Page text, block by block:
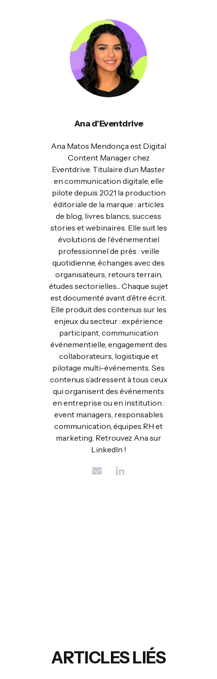
Ana d'Eventdrive
Ana Matos Mendonça est Digital
Content Manager chez
Eventdrive. Titulaire d’un Master
en communication digitale, elle
pilote depuis 2021 la production
éditoriale de la marque : articles
de blog, livres blancs, success
stories et webinaires. Elle suit les
évolutions de l’événementiel
professionnel de près : veille
quotidienne, échanges avec des
organisateurs, retours terrain,
études sectorielles... Chaque sujet
est documenté avant d’être écrit.
Elle produit des contenus sur les
enjeux du secteur : expérience
participant, communication
événementielle, engagement des
collaborateurs, logistique et
pilotage multi-événements. Ses
contenus s’adressent à tous ceux
qui organisent des événements
en entreprise ou en institution :
event managers, responsables
communication, équipes RH et
marketing. Retrouvez Ana sur
LinkedIn !
ARTICLES LIÉS